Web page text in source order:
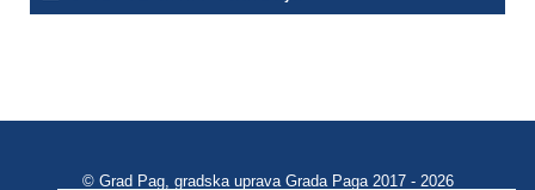
© Grad Pag, gradska uprava Grada Paga 2017 - 2026